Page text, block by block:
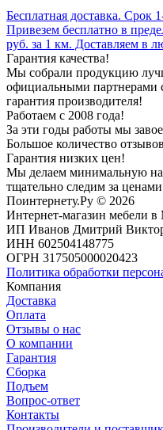
Бесплатная доставка. Срок
Привезем бесплатно в
руб. за 1 км. Доставляем в
Гарантия качества!
Мы собрали продукцию
официальными партнерами
гарантия производителя!
Работаем с 2008 года!
За эти годы работы мы
Большое количество
Гарантия низких цен!
Мы делаем минимальную
тщательно следим за
Поинтернету.Ру © 2026
Интернет-магазин мебели
ИП Иванов Дмитрий
ИНН 602504148775
ОГРН 317505000020423
Политика обработки
Компания
Доставка
Оплата
Отзывы о нас
О компании
Гарантия
Сборка
Подъем
Вопрос-ответ
Контакты